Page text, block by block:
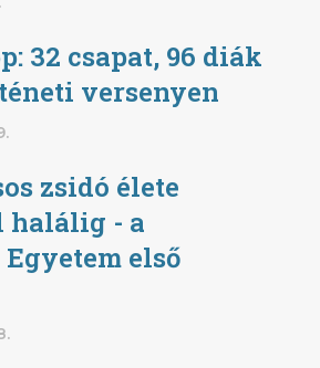
32 csapat, 96 diák
versenyen
zsidó élete
halálig - a
első